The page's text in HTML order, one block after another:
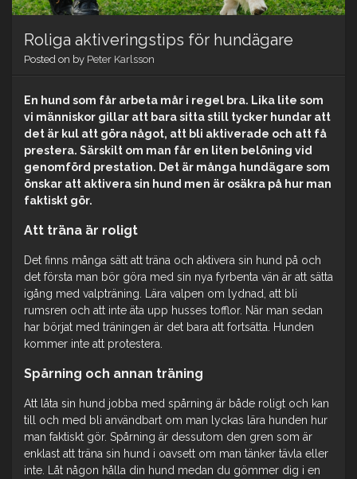
Roliga aktiveringstips för hundägare
Posted on by Peter Karlsson
En hund som får arbeta mår i regel bra. Lika lite som
vi människor gillar att bara sitta still tycker hundar att
det är kul att göra något, att bli aktiverade och att få
prestera. Särskilt om man får en liten belöning vid
genomförd prestation. Det är många hundägare som
önskar att aktivera sin hund men är osäkra på hur man
faktiskt gör.
Att träna är roligt
Det finns många sätt att träna och aktivera sin hund på och
det första man bör göra med sin nya fyrbenta vän är att sätta
igång med valpträning. Lära valpen om lydnad, att bli
rumsren och att inte äta upp husses tofflor. När man sedan
har börjat med träningen är det bara att fortsätta. Hunden
kommer inte att protestera.
Spårning och annan träning
Att låta sin hund jobba med spårning är både roligt och kan
till och med bli användbart om man lyckas lära hunden hur
man faktiskt gör. Spårning är dessutom den gren som är
enklast att träna sin hund i oavsett om man tänker tävla eller
inte. Låt någon hålla din hund medan du gömmer dig i en